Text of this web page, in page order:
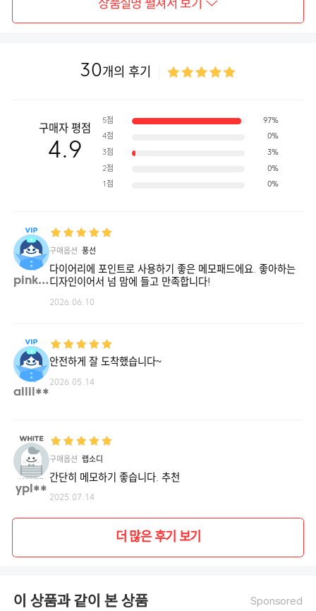
상품설명 펼쳐서 보기
30개의 후기
구매자 평점
4.9
5점 97%
4점 0%
3점 3%
2점 0%
1점 0%
pinky**
구매옵션 풍선
다이어리에 포인트로 사용하기 좋은 메모패드에요. 좋아하는
디자인이어서 넘 맘에 들고 만족합니다!
2026.06.10
allil**
안전하게 잘 도착했습니다~
2026.05.14
ypl**
구매옵션 랩소디
간단히 메모하기 좋습니다. 추천
2025.07.14
더 많은 후기 보기
이 상품과 같이 본 상품 Sponsored